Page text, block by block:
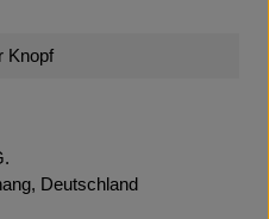
Knopf
Deutschland